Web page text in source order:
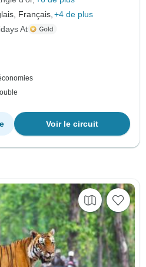
Français, +4 de plus
At
Voir le circuit